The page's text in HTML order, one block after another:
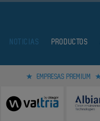
NOTICIAS PRODUCTOS
EMPRESAS PREMIUM